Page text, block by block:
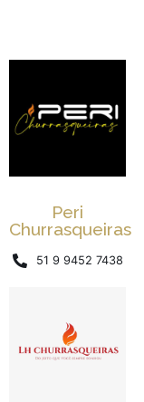
Peri
Churrasqueiras
51 9 9452 7438